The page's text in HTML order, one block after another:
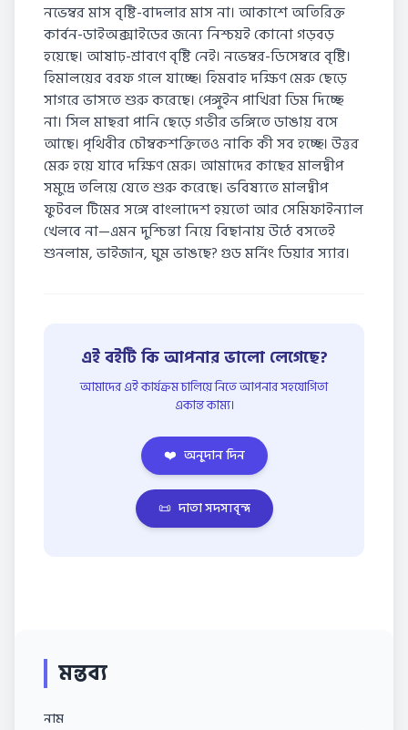
নভেম্বর মাস বৃষ্টি-বাদলার মাস না। আকাশে অতিরিক্ত
কার্বন-ডাইঅক্সাইডের জন্যে নিশ্চয়ই কোনো গড়বড়
হয়েছে। আষাঢ়-শ্রাবণে বৃষ্টি নেই। নভেম্বর-ডিসেম্বরে বৃষ্টি।
হিমালয়ের বরফ গলে যাচ্ছে। হিমবাহ দক্ষিণ মেরু ছেড়ে
সাগরে ভাসতে শুরু করেছে। পেঙ্গুইন পাখিরা ডিম দিচ্ছে
না। সিল মাছরা পানি ছেড়ে গভীর ভঙ্গিতে ডাঙায় বসে
আছে। পৃথিবীর চৌম্বকশক্তিতেও নাকি কী সব হচ্ছে। উত্তর
মেরু হয়ে যাবে দক্ষিণ মেরু। আমাদের কাছের মালদ্বীপ
সমুদ্রে তলিয়ে যেতে শুরু করেছে। ভবিষ্যতে মালদ্বীপ
ফুটবল টিমের সঙ্গে বাংলাদেশ হয়তো আর সেমিফাইন্যাল
খেলবে না—এমন দুশ্চিন্তা নিয়ে বিছানায় উঠে বসতেই
শুনলাম, ভাইজান, ঘুম ভাঙছে? গুড মর্নিং ডিয়ার স্যার।
এই বইটি কি আপনার ভালো লেগেছে?
আমাদের এই কার্যক্রম চালিয়ে নিতে আপনার সহযোগিতা
একান্ত কাম্য।
❤️ অনুদান দিন
📜 দাতা সদস্যবৃন্দ
মন্তব্য
নাম